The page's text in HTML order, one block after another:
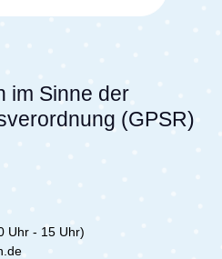
im Sinne der
(GPSR)
Uhr - 15 Uhr)